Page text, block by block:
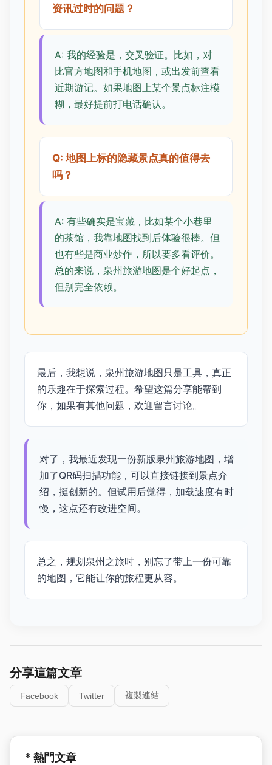
资讯过时的问题？
A: 我的经验是，交叉验证。比如，对
比官方地图和手机地图，或出发前查看
近期游记。如果地图上某个景点标注模
糊，最好提前打电话确认。
Q: 地图上标的隐藏景点真的值得去
吗？
A: 有些确实是宝藏，比如某个小巷里
的茶馆，我靠地图找到后体验很棒。但
也有些是商业炒作，所以要多看评价。
总的来说，泉州旅游地图是个好起点，
但别完全依赖。
最后，我想说，泉州旅游地图只是工具，真正
的乐趣在于探索过程。希望这篇分享能帮到
你，如果有其他问题，欢迎留言讨论。
对了，我最近发现一份新版泉州旅游地图，增
加了QR码扫描功能，可以直接链接到景点介
绍，挺创新的。但试用后觉得，加载速度有时
慢，这点还有改进空间。
总之，规划泉州之旅时，别忘了带上一份可靠
的地图，它能让你的旅程更从容。
分享這篇文章
Facebook Twitter 複製連結
* 熱門文章